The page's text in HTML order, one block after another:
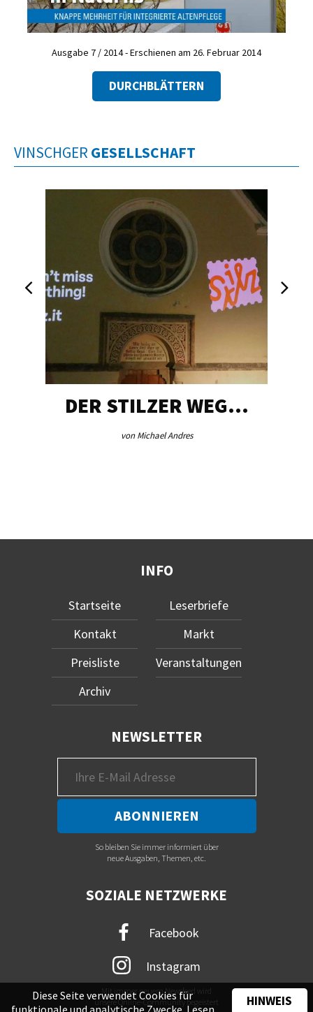
Ausgabe 7 / 2014 - Erschienen am 26. Februar 2014
DURCHBLÄTTERN
VINSCHGER GESELLSCHAFT
DER STILZER WEG…
von Michael Andres
INFO
Startseite
Kontakt
Preisliste
Archiv
Leserbriefe
Markt
Veranstaltungen
NEWSLETTER
So bleiben Sie immer informiert über
neue Ausgaben, Themen, etc.
SOZIALE NETZWERKE
Facebook
Instagram
Mit immer neuem Newsfeed wird
unsere Online-Community begeistert
Diese Seite verwendet Cookies für
funktionale und analytische Zwecke. Lesen
HINWEIS